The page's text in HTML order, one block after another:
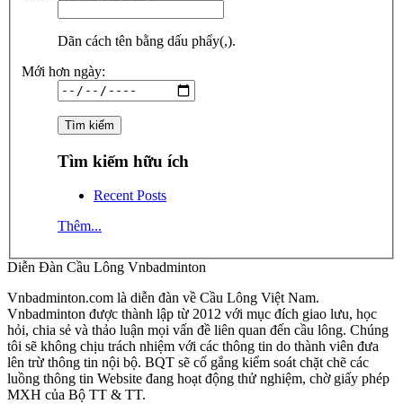
Dãn cách tên bằng dấu phẩy(,).
Mới hơn ngày:
Tìm kiếm hữu ích
Recent Posts
Thêm...
Diễn Đàn Cầu Lông Vnbadminton
Vnbadminton.com là diễn đàn về Cầu Lông Việt Nam.
Vnbadminton được thành lập từ 2012 với mục đích giao lưu, học
hỏi, chia sẻ và thảo luận mọi vấn đề liên quan đến cầu lông. Chúng
tôi sẽ không chịu trách nhiệm với các thông tin do thành viên đưa
lên trừ thông tin nội bộ. BQT sẽ cố gắng kiểm soát chặt chẽ các
luồng thông tin Website đang hoạt động thử nghiệm, chờ giấy phép
MXH của Bộ TT & TT.